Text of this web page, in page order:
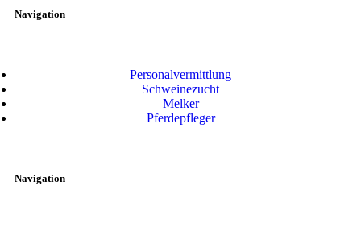
Navigation
Personalvermittlung
Schweinezucht
Melker
Pferdepfleger
Navigation